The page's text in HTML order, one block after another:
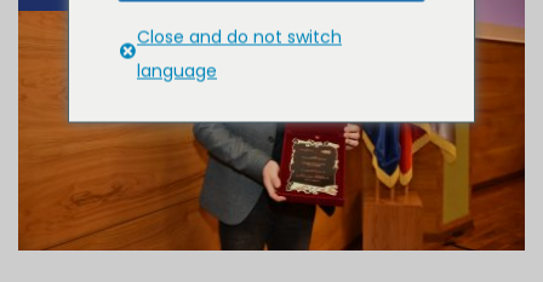
Close and do not switch
language